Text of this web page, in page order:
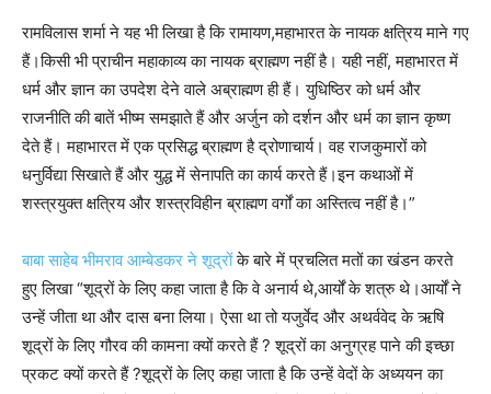
रामविलास शर्मा ने यह भी लिखा है कि रामायण,महाभारत के नायक क्षत्रिय माने गए
हैं।किसी भी प्राचीन महाकाव्य का नायक ब्राह्मण नहीं है। यही नहीं, महाभारत में
धर्म और ज्ञान का उपदेश देने वाले अब्राह्मण ही हैं। युधिष्ठिर को धर्म और
राजनीति की बातें भीष्म समझाते हैं और अर्जुन को दर्शन और धर्म का ज्ञान कृष्ण
देते हैं। महाभारत में एक प्रसिद्ध ब्राह्मण है द्रोणाचार्य। वह राजकुमारों को
धनुर्विद्या सिखाते हैं और युद्ध में सेनापति का कार्य करते हैं।इन कथाओं में
शस्त्रयुक्त क्षत्रिय और शस्त्रविहीन ब्राह्मण वर्गों का अस्तित्व नहीं है।”
बाबा साहेब भीमराव आम्बेडकर ने शूद्रोंके बारे में प्रचलित मतों का खंडन करते
हुए लिखा “शूद्रों के लिए कहा जाता है कि वे अनार्य थे,आर्यों के शत्रु थे।आर्यों ने
उन्हें जीता था और दास बना लिया। ऐसा था तो यजुर्वेद और अथर्ववेद के ऋषि
शूद्रों के लिए गौरव की कामना क्यों करते हैं ? शूद्रों का अनुग्रह पाने की इच्छा
प्रकट क्यों करते हैं ?शूद्रों के लिए कहा जाता है कि उन्हें वेदों के अध्ययन का